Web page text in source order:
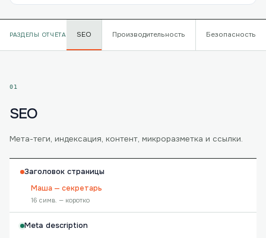
РАЗДЕЛЫ ОТЧЁТА SEO Производительность Безопасность
01
SEO
Мета-теги, индексация, контент, микроразметка и ссылки.
Заголовок страницы
Маша — секретарь
16 симв. — коротко
Meta description